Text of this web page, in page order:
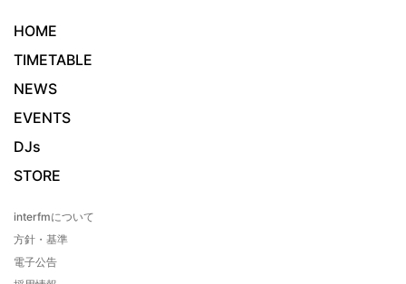
HOME
TIMETABLE
NEWS
EVENTS
DJs
STORE
interfmについて
方針・基準
電子公告